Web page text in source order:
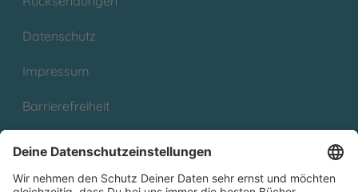
Datenschutz
Impressum
Barrierefreiheit
Partnerprogramm (Affiliate)